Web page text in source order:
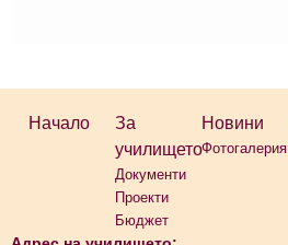
Начало
За
училището
Документи
Проекти
Бюджет
Новини
Фотогалерия